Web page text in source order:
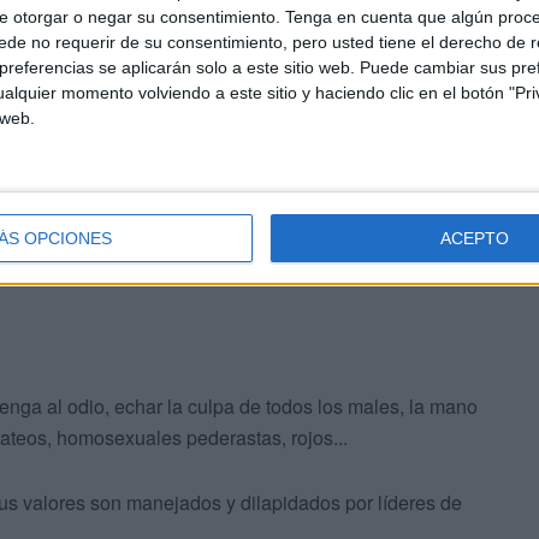
otorgar o negar su consentimiento. Tenga en cuenta que algún
no requerir de su consentimiento, pero usted tiene el derecho de
se aplicarán solo a este sitio web. Puede cambiar sus
momento volviendo a este sitio y haciendo clic en el botón
OPCIONES ACEPTO
que alienta la barbarie? ¿Por qué cada vez tiene
de justicia, los derechos humanos, los tratados
al odio, echar la culpa de todos los males, la mano
homosexuales pederastas, rojos...
valores son manejados y dilapidados por líderes de